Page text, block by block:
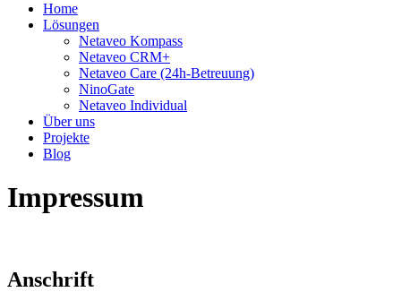
Home
Lösungen
Netaveo Kompass
Netaveo CRM+
Netaveo Care (24h-Betreuung)
NinoGate
Netaveo Individual
Über uns
Projekte
Blog
Impressum
Anschrift